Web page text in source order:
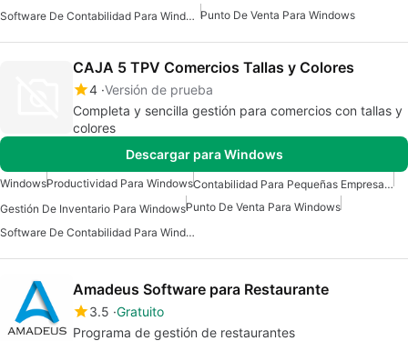
Software De Contabilidad Para Windows Punto De Venta Para Windows
CAJA 5 TPV Comercios Tallas y Colores
4 Versión de prueba
Completa y sencilla gestión para comercios con tallas y
colores
Descargar para Windows
WindowsProductividad Para Windows
Contabilidad Para Pequeñas Empresas Para Windows
Gestión De Inventario Para WindowsPunto De Venta Para Windows
Software De Contabilidad Para Windows
Amadeus Software para Restaurante
3.5 Gratuito
Programa de gestión de restaurantes